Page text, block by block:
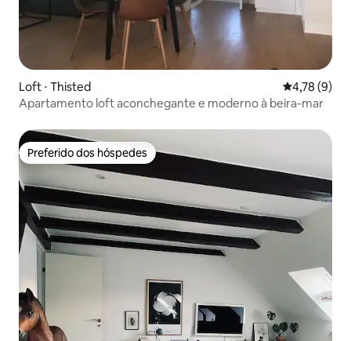
Loft ⋅ Thisted 4,78 de
4,78 (9)
Apartamento loft aconchegante e moderno à beira-mar
Preferido dos hóspedes
Preferido dos hóspedes